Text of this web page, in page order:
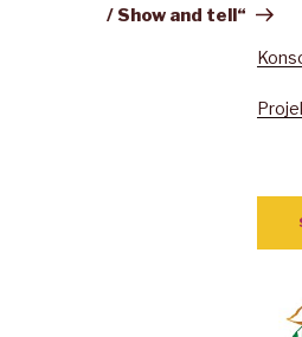
/ Show and tell“